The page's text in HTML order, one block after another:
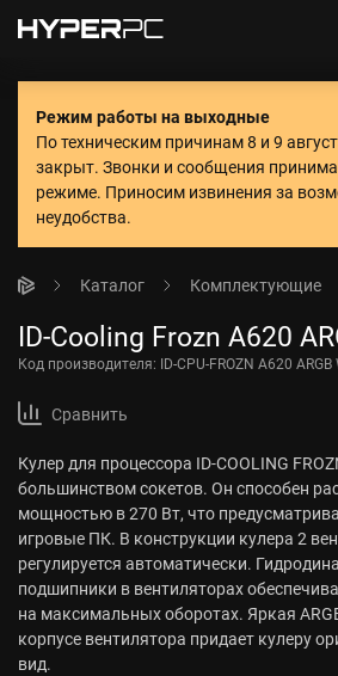
Режим работы на выходные
По техническим причинам 8 и 9
закрыт. Звонки и сообщения
режиме. Приносим извинения за
неудобства.
Каталог Комплектующие
ID-Cooling Frozn A620
Код производителя: ID-CPU-FROZN A620 ARGB
Сравнить
Кулер для процессора ID-COOLING
большинством сокетов. Он способен
мощностью в 270 Вт, что
игровые ПК. В конструкции кулера 2
регулируется автоматически.
подшипники в вентиляторах
на максимальных оборотах. Яркая
корпусе вентилятора придает кулеру
вид.